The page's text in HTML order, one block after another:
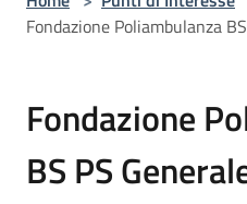
Fondazione Poliambulanza
Fondazione
BS PS